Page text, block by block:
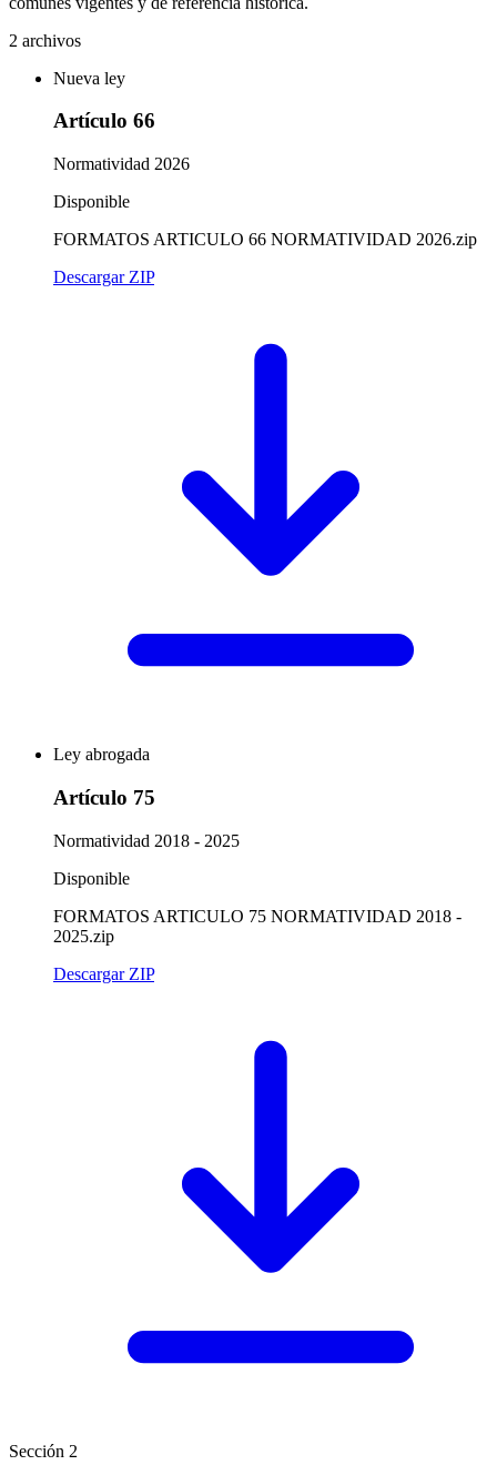
2 archivos
Nueva ley
Artículo 66
Normatividad 2026
Disponible
FORMATOS ARTICULO 66 NORMATIVIDAD 2026.zip
Descargar ZIP
Ley abrogada
Artículo 75
Normatividad 2018 - 2025
Disponible
FORMATOS ARTICULO 75 NORMATIVIDAD 2018 -
2025.zip
Descargar ZIP
Sección 2